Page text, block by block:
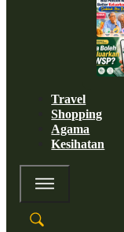
Travel
Shopping
Agama
Kesihatan